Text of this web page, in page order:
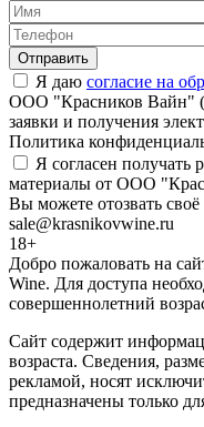
Отправить
Я даю согласие на
ООО "Красников Вайн"
заявки и получения
Политика
Я согласен
материалы от ООО
Вы можете отозвать
sale@krasnikovwine.ru
18+
Добро пожаловать на
Wine. Для доступа
совершеннолетний
Сайт содержит
возраста. Сведения,
рекламой, носят
предназначены только